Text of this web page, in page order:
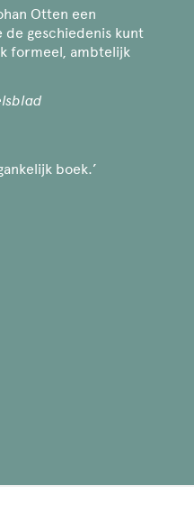
Otten een
de geschiedenis kunt
formeel, ambtelijk
boek.’